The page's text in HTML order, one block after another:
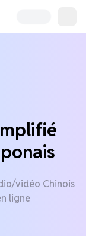
vidéo Chinois
ligne